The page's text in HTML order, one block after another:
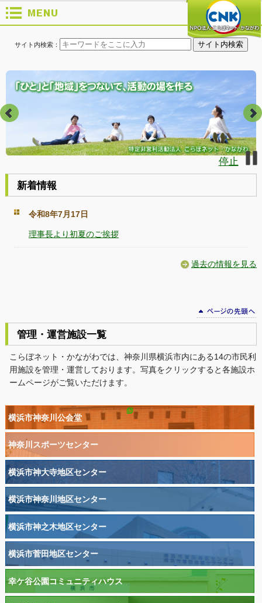
サイト内検索：
停止
新着情報
令和8年7月17日
理事長より初夏のご挨拶
過去の情報を見る
管理・運営施設一覧
こらぼネット・かながわでは、神奈川県横浜市内にある14の市民利
用施設を管理・運営しております。写真をクリックすると各施設ホ
ームページがご覧いただけます。
横浜市神奈川公会堂
神奈川スポーツセンター
横浜市神大寺地区センター
横浜市神奈川地区センター
横浜市神之木地区センター
横浜市菅田地区センター
幸ケ谷公園コミュニティハウス